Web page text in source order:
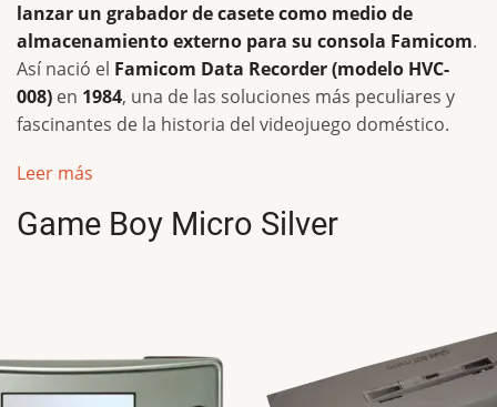
lanzar un grabador de casete como medio de
almacenamiento externo para su consola Famicom.
Así nació el Famicom Data Recorder (modelo HVC-
008) en 1984, una de las soluciones más peculiares y
fascinantes de la historia del videojuego doméstico.
Leer más
Game Boy Micro Silver